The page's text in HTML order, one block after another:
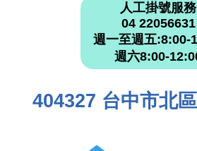
人工掛號服務
04 22056631
週一至週五:8:00-
週六8:00-
404327 台中市北